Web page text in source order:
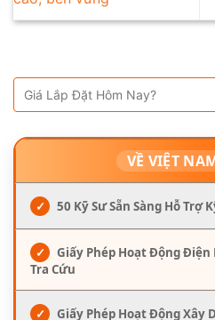
VỀ VIỆT
✓ 50 Kỹ Sư Sẵn Sàng Hỗ Trợ
✓
Giấy Phép Hoạt Động Điện
Tra Cứu
✓ Giấy Phép Hoạt Động Xây